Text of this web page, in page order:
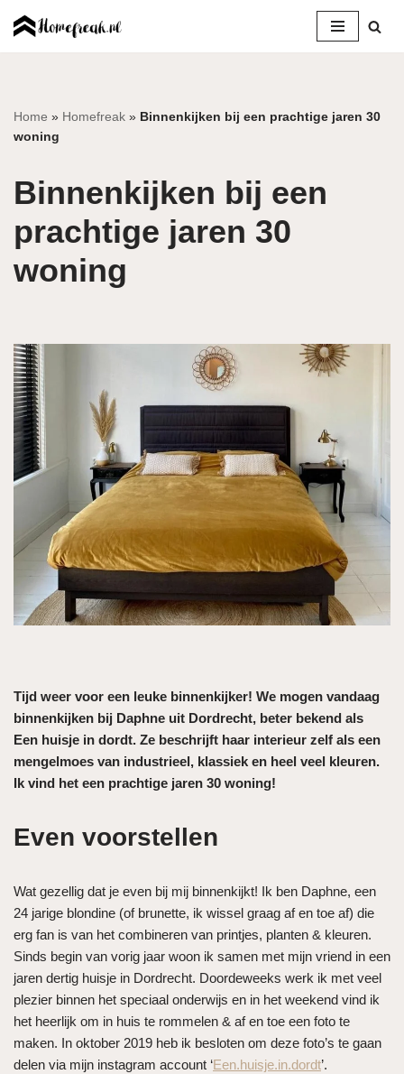
inhoud
Home » Homefreak » Binnenkijken bij een prachtige jaren 30
woning
Binnenkijken bij een
prachtige jaren 30
woning
Tijd weer voor een leuke binnenkijker! We mogen vandaag
binnenkijken bij Daphne uit Dordrecht, beter bekend als
Een huisje in dordt. Ze beschrijft haar interieur zelf als een
mengelmoes van industrieel, klassiek en heel veel kleuren.
Ik vind het een prachtige jaren 30 woning!
Even voorstellen
Wat gezellig dat je even bij mij binnenkijkt! Ik ben Daphne, een
24 jarige blondine (of brunette, ik wissel graag af en toe af) die
erg fan is van het combineren van printjes, planten & kleuren.
Sinds begin van vorig jaar woon ik samen met mijn vriend in een
jaren dertig huisje in Dordrecht. Doordeweeks werk ik met veel
plezier binnen het speciaal onderwijs en in het weekend vind ik
het heerlijk om in huis te rommelen & af en toe een foto te
maken. In oktober 2019 heb ik besloten om deze foto’s te gaan
delen via mijn instagram account ‘Een.huisje.in.dordt’.